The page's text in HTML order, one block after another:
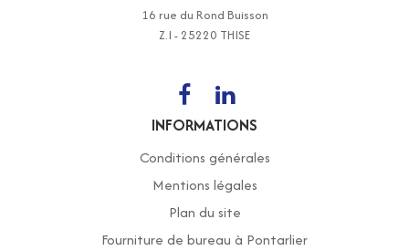
16 rue du Rond Buisson
Z.I - 25220 THISE
INFORMATIONS
Conditions générales
Mentions légales
Plan du site
Fourniture de bureau à Pontarlier